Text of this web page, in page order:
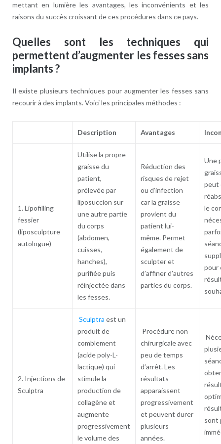
mettant en lumière les avantages, les inconvénients et les
raisons du succès croissant de ces procédures dans ce pays.
Quelles sont les techniques qui
permettent d’augmenter les fesses sans
implants ?
Il existe plusieurs techniques pour augmenter les fesses sans
recourir à des implants. Voici les principales méthodes :
Description Avantages
1. Lipofilling
fessier
(liposculpture
autologue)
Utilise la propre
graisse du
patient,
prélevée par
liposuccion sur
une autre partie
du corps
(abdomen,
cuisses,
hanches),
purifiée puis
réinjectée dans
les fesses.
Réduction des
risques de rejet
ou d’infection
car la graisse
provient du
patient lui-
même. Permet
également de
sculpter et
d’affiner d’autres
parties du corps.
Une
peut
le
pour
2. Injections de
Sculptra
Sculptra est un
produit de
comblement
(acide poly-L-
lactique) qui
stimule la
production de
collagène et
augmente
progressivement
le volume des
Procédure non
chirurgicale avec
peu de temps
d’arrêt. Les
résultats
apparaissent
progressivement
et peuvent durer
plusieurs
années.
sont